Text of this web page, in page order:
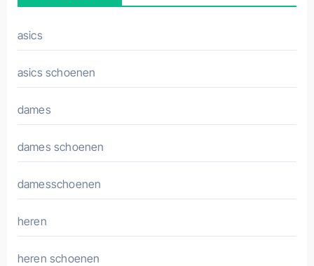
asics
asics schoenen
dames
dames schoenen
damesschoenen
heren
heren schoenen